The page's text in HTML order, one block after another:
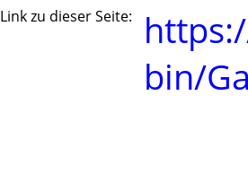
Link zu dieser Seite:
bin/